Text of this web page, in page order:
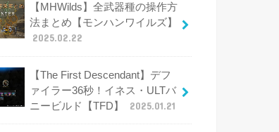
【MHWilds】全武器種の操作方
法まとめ【モンハンワイルズ】
2025.02.22
【The First Descendant】デフ
ァイラー36秒！イネス・ULTバ
ニービルド【TFD】
2025.01.21